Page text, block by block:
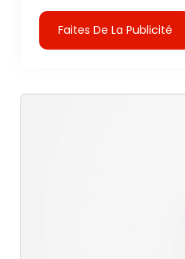
Faites De La Publicité